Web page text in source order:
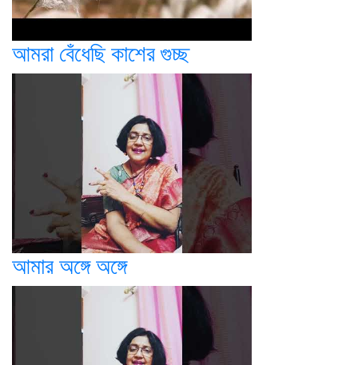
আমরা বেঁধেছি কাশের গুচ্ছ
আমার অঙ্গে অঙ্গে